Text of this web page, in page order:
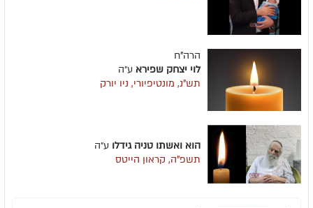
הרה"ח
לוי יצחק שפירא ע״ה
תש"נ, מונטיפיורי, ניו יורק
הוא ואשתו טניה גידלו ע״ה
תשפ"ה, קראון הייטס